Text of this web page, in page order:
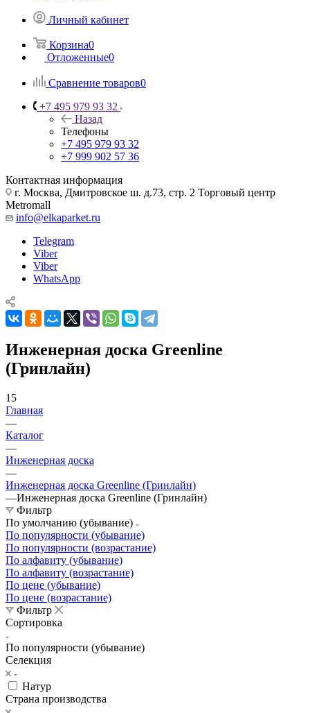
Личный кабинет
Корзина0
Отложенные0
Сравнение товаров0
+7 495 979 93 32
Назад
Телефоны
+7 495 979 93 32
+7 999 902 57 36
Контактная информация
г. Москва, Дмитровское ш. д.73, стр. 2 Торговый центр
Metromall
info@elkaparket.ru
Telegram
Viber
Viber
WhatsApp
Инженерная доска Greenline
(Гринлайн)
15
Главная
—
Каталог
—
Инженерная доска
—
Инженерная доска Greenline (Гринлайн)
—Инженерная доска Greenline (Гринлайн)
Фильтр
По умолчанию (убывание)
По популярности (убывание)
По популярности (возрастание)
По алфавиту (убывание)
По алфавиту (возрастание)
По цене (убывание)
По цене (возрастание)
Фильтр
Сортировка
По популярности (убывание)
Селекция
Натур
Страна производства